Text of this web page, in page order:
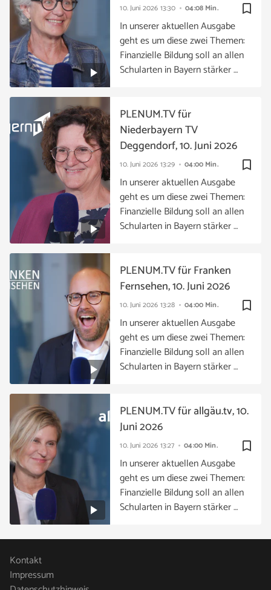
bookmark_border
10. Juni 2026 13:30 04:08 Min.
In unserer aktuellen Ausgabe
geht es um diese zwei Themen:
Finanzielle Bildung soll an allen
Schularten in Bayern stärker …
bookmark_border
10. Juni 2026 13:29 04:00 Min.
PLENUM.TV für
Niederbayern TV
Deggendorf, 10. Juni 2026
In unserer aktuellen Ausgabe
geht es um diese zwei Themen:
Finanzielle Bildung soll an allen
Schularten in Bayern stärker …
bookmark_border
10. Juni 2026 13:28 04:00 Min.
PLENUM.TV für Franken
Fernsehen, 10. Juni 2026
In unserer aktuellen Ausgabe
geht es um diese zwei Themen:
Finanzielle Bildung soll an allen
Schularten in Bayern stärker …
bookmark_border
10. Juni 2026 13:27 04:00 Min.
PLENUM.TV für allgäu.tv, 10.
Juni 2026
In unserer aktuellen Ausgabe
geht es um diese zwei Themen:
Finanzielle Bildung soll an allen
Schularten in Bayern stärker …
Kontakt
Impressum